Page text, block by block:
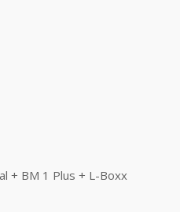
+ BM 1 Plus + L-Boxx